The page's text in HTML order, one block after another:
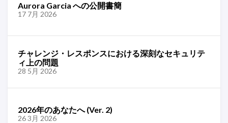
Aurora Garcia への公開書簡
17 7月 2026
チャレンジ・レスポンスにおける深刻なセキュリテ
ィ上の問題
28 5月 2026
2026年のあなたへ (Ver. 2)
26 3月 2026